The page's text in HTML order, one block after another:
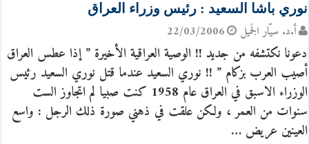
نوري باشا السعيد : رئيس وزراء العراق
أ.د. سيّار الجَميل 22/03/2006
دعونا نكتشفه من جديد !! الوصية العراقية الأخيرة ” إذا عطس العراق
أصيب العرب بزكام ” !! نوري السعيد عندما قتل نوري السعيد رئيس
الوزراء الاسبق في العراق عام 1958 كنت صبيا لم اتجاوز الست
سنوات من العمر ، ولكن علقت في ذهني صورة ذلك الرجل : واسع
العينين عريض …